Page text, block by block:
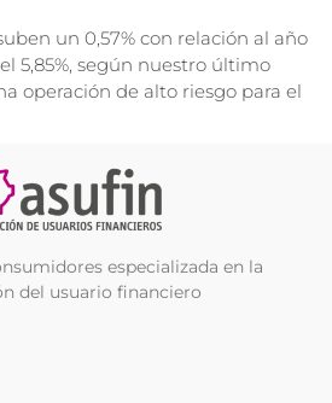
un 0,57% con relación al año
5,85%, según nuestro último
operación de alto riesgo para el
especializada en la
del usuario financiero